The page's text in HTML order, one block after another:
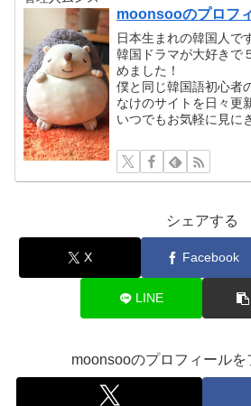
moonsooのプロフ
日本生まれの韓国人で
韓国ドラマが大好きで
めました！
僕と同じ韓国語初心者
なけのサイトを日々更
いつでもお気軽に見に
シェアする
X Facebook
LINE
moonsooのプロフィールを